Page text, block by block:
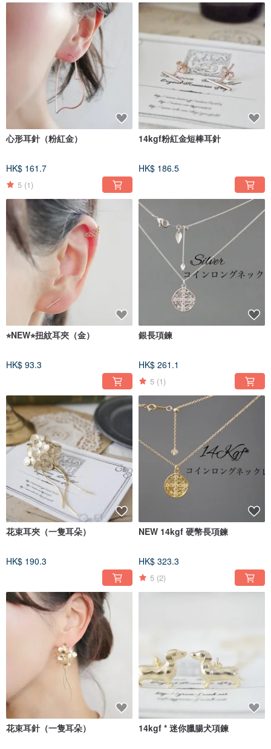
心形耳針（粉紅金）
HK$ 161.7
5 (1)
14kgf粉紅金短棒耳針
HK$ 186.5
⭐︎NEW⭐︎扭紋耳夾（金）
HK$ 93.3
銀長項鍊
HK$ 261.1
5 (1)
花束耳夾（一隻耳朵）
HK$ 190.3
NEW 14kgf 硬幣長項鍊
HK$ 323.3
5 (2)
花束耳針（一隻耳朵） 14kgf * 迷你臘腸犬項鍊